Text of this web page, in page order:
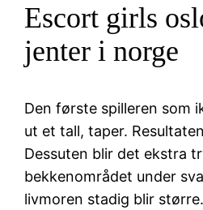
Escort girls
jenter i norge
Den første spilleren som
ut et tall, taper.
Dessuten blir det ekstra
bekkenområdet under
livmoren stadig blir